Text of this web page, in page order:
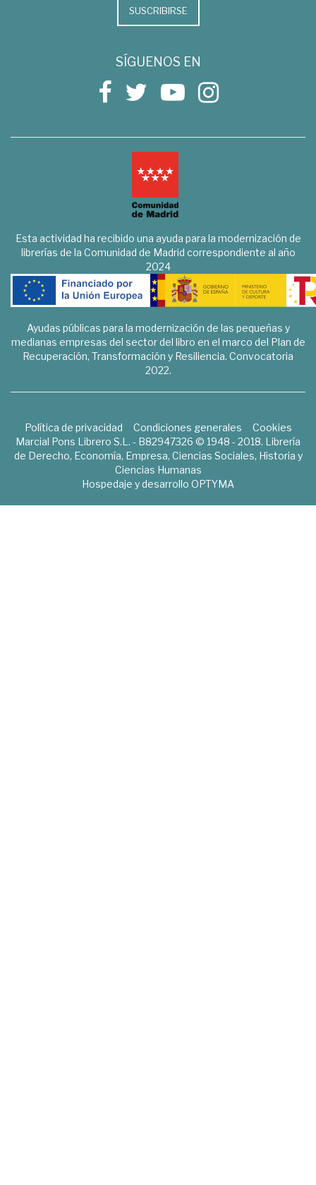
SUSCRIBIRSE
SÍGUENOS EN
Esta actividad ha recibido una ayuda para la modernización de
librerías de la Comunidad de Madrid correspondiente al año
2024
Ayudas públicas para la modernización de las pequeñas y
medianas empresas del sector del libro en el marco del Plan de
Recuperación, Transformación y Resiliencia. Convocatoria
2022.
Política de privacidad Condiciones generales
Cookies
Marcial Pons Librero S.L. - B82947326 © 1948 - 2018. Librería
de Derecho, Economía, Empresa, Ciencias Sociales, Historia y
Ciencias Humanas
Hospedaje y desarrollo OPTYMA